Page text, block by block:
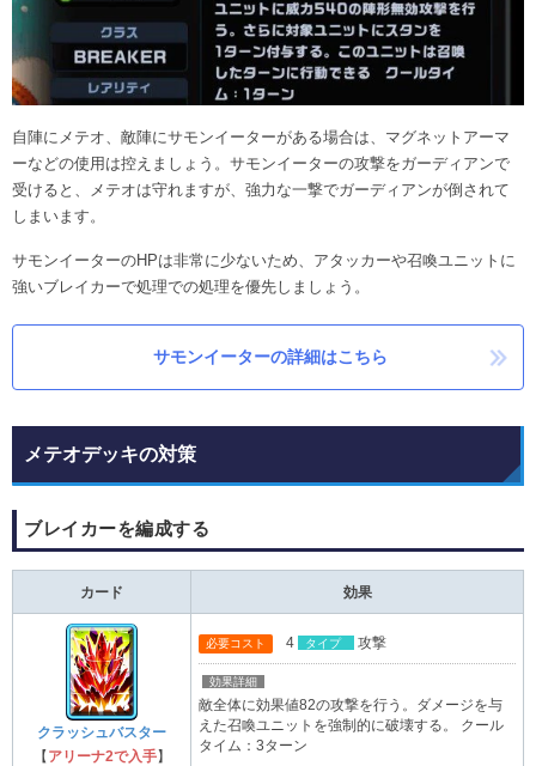
自陣にメテオ、敵陣にサモンイーターがある場合は、マグネットアーマ
ーなどの使用は控えましょう。サモンイーターの攻撃をガーディアンで
受けると、メテオは守れますが、強力な一撃でガーディアンが倒されて
しまいます。
サモンイーターのHPは非常に少ないため、アタッカーや召喚ユニットに
強いブレイカーで処理での処理を優先しましょう。
サモンイーターの詳細はこちら
メテオデッキの対策
ブレイカーを編成する
カード 効果
クラッシュバスター
【 アリーナ2で入手】
必要コスト 4 タイプ 攻撃
効果詳細
敵全体に効果値82の攻撃を行う。ダメージを与
えた召喚ユニットを強制的に破壊する。 クール
タイム：3ターン